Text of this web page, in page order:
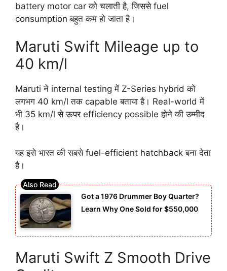
battery motor car को चलाती है, जिससे fuel
consumption बहुत कम हो जाता है।
Maruti Swift Mileage up to
40 km/l
Maruti ने internal testing में Z-Series hybrid को
लगभग 40 km/l तक capable बताया है। Real-world में
भी 35 km/l से ऊपर efficiency possible होने की उम्मीद
है।
यह इसे भारत की सबसे fuel-efficient hatchback बना देता
है।
Got a 1976 Drummer Boy Quarter?
Learn Why One Sold for $550,000
Maruti Swift Z Smooth Drive